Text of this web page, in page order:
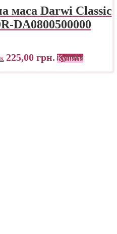
маса Darwi Classic
DA0800500000
225,00 грн. Купити